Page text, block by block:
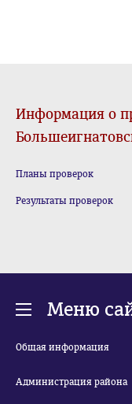
Информация о
Планы проверок
Результаты проверок
Меню
Общая информация
Администрация района